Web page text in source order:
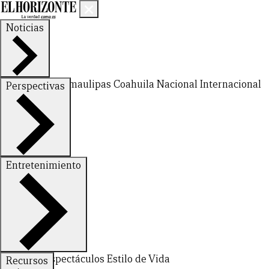
Noticias
Nuevo LeónTamaulipas Coahuila NacionalInternacional
Perspectivas
FinanzasOpinión
Entretenimiento
DeportesEspectáculos Estilo de Vida
Recursos
CERRAR